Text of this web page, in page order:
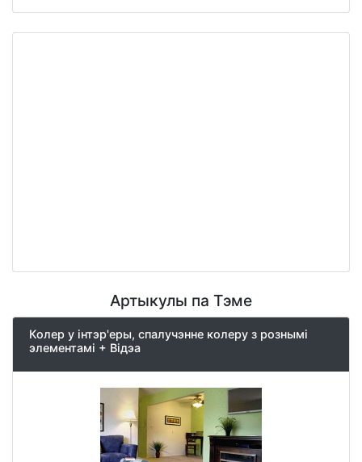
Артыкулы па Тэме
Колер у інтэр'еры, спалучэнне колеру з рознымі
элементамі + Відэа